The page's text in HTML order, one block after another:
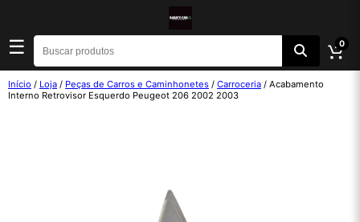
☰ 0
Início / Loja / Peças de Carros e Caminhonetes / Carroceria / Acabamento
Interno Retrovisor Esquerdo Peugeot 206 2002 2003